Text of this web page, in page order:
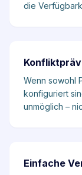
die
Wenn sowohl
konfiguriert
unmöglich –
Einfache